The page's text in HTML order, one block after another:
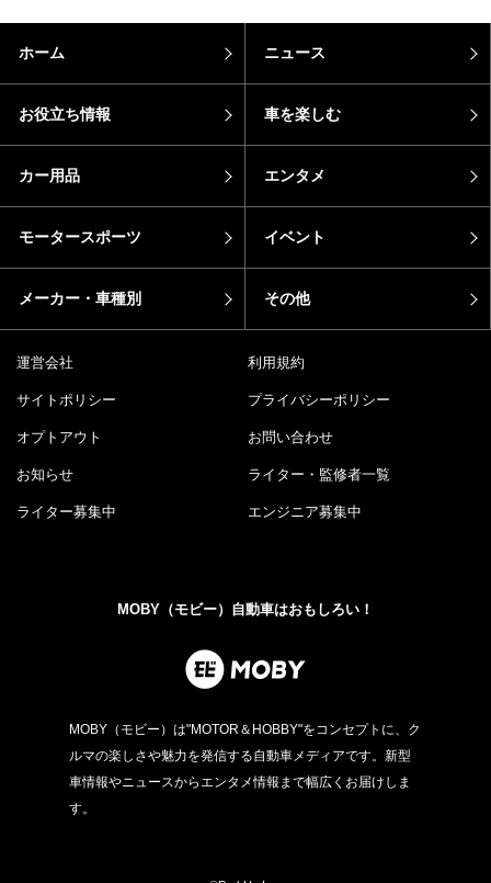
ホーム ニュース
お役立ち情報 車を楽しむ
カー用品 エンタメ
モータースポーツ イベント
メーカー・車種別 その他
運営会社 利用規約
サイトポリシー プライバシーポリシー
オプトアウト お問い合わせ
お知らせ ライター・監修者一覧
ライター募集中 エンジニア募集中
MOBY（モビー）自動車はおもしろい！
MOBY（モビー）は"MOTOR＆HOBBY"をコンセプトに、ク
ルマの楽しさや魅力を発信する自動車メディアです。新型
車情報やニュースからエンタメ情報まで幅広くお届けしま
す。